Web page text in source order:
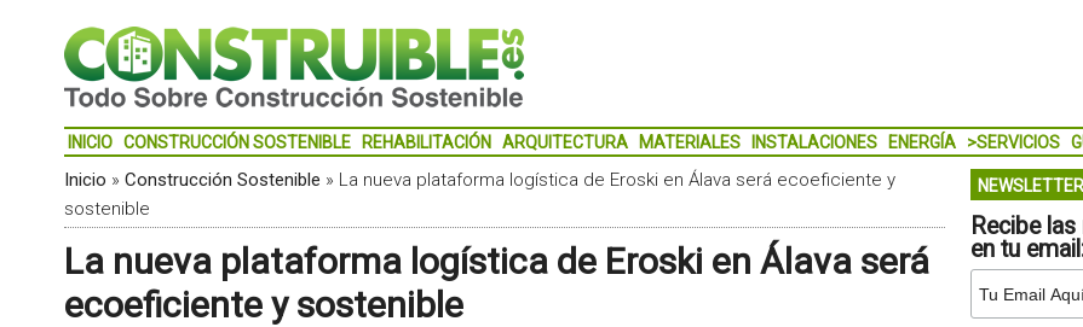
INICIO CONSTRUCCIÓN SOSTENIBLE REHABILITACIÓN ARQUITECTURA MATERIALES INSTALACIONES ENERGÍA >SERVICIOS
Inicio » Construcción Sostenible » La nueva plataforma logística de Eroski en Álava será ecoeficiente y
sostenible
La nueva plataforma logística de Eroski en Álava será
ecoeficiente y sostenible
NEWSLETTER
Recibe
en tu